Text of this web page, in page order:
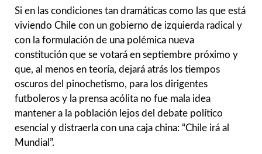
Si en las condiciones tan dramáticas como las que está
viviendo Chile con un gobierno de izquierda radical y
con la formulación de una polémica nueva
constitución que se votará en septiembre próximo y
que, al menos en teoría, dejará atrás los tiempos
oscuros del pinochetismo, para los dirigentes
futboleros y la prensa acólita no fue mala idea
mantener a la población lejos del debate político
esencial y distraerla con una caja china: “Chile irá al
Mundial”.